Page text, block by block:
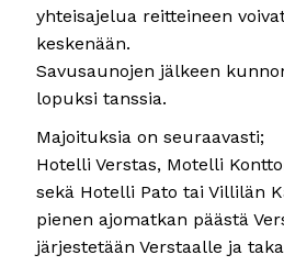
yhteisajelua reitteineen
keskenään.
Savusaunojen jälkeen
lopuksi tanssia.
Majoituksia on seuraavasti;
Hotelli Verstas, Motelli
sekä Hotelli Pato tai Villilän
pienen ajomatkan päästä
järjestetään Verstaalle ja